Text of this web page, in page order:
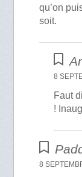
qu’on
soit.
8
Faut
!
8